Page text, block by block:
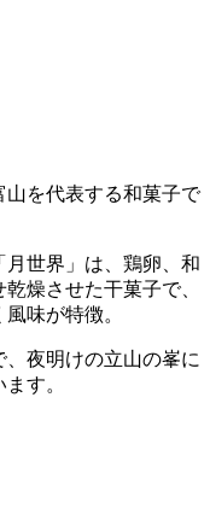
山を代表する和菓子で
月世界」は、鶏卵、和
燥させた干菓子で、
味が特徴。
夜明けの立山の峯に
す。